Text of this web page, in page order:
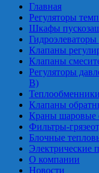
Главная
Регуляторы
Шкафы
Клапаны
Клапаны
Регуляторы
В)
Клапаны
Краны шаровые
Фильтры-
Блочные
О компании
Новости